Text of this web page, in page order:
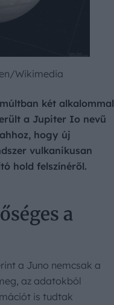
Wikimedia
két alkalommal
a Jupiter Io nevű
hogy új
vulkanikusan
hold felszínéről.
a
a Juno nemcsak a
az adatokból
is tudtak